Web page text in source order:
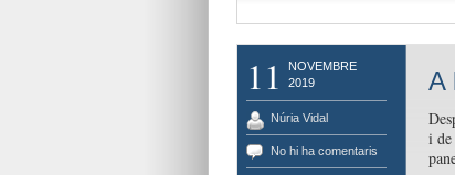
11
NOVEMBRE
2019
Núria Vidal
No hi ha comentaris
A
i de